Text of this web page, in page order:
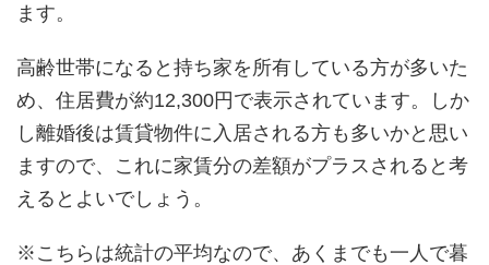
ます。
高齢世帯になると持ち家を所有している方が多いた
め、住居費が約12,300円で表示されています。しか
し離婚後は賃貸物件に入居される方も多いかと思い
ますので、これに家賃分の差額がプラスされると考
えるとよいでしょう。
※こちらは統計の平均なので、あくまでも一人で暮